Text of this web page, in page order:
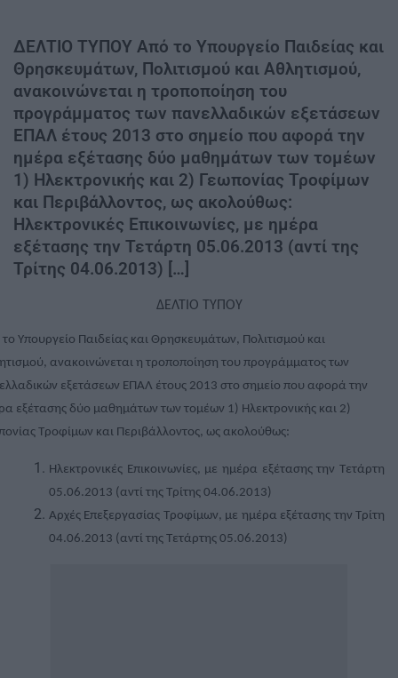
ΔΕΛΤΙΟ ΤΥΠΟΥ Από το Υπουργείο Παιδείας και
Θρησκευμάτων, Πολιτισμού και Αθλητισμού,
ανακοινώνεται η τροποποίηση του
προγράμματος των πανελλαδικών εξετάσεων
ΕΠΑΛ έτους 2013 στο σημείο που αφορά την
ημέρα εξέτασης δύο μαθημάτων των τομέων
1) Ηλεκτρονικής και 2) Γεωπονίας Τροφίμων
και Περιβάλλοντος, ως ακολούθως:
Ηλεκτρονικές Επικοινωνίες, με ημέρα
εξέτασης την Τετάρτη 05.06.2013 (αντί της
Τρίτης 04.06.2013) […]
ΔΕΛΤΙΟ ΤΥΠΟΥ
Υπουργείο Παιδείας και Θρησκευμάτων, Πολιτισμού και
ανακοινώνεται η τροποποίηση του προγράμματος των
εξετάσεων ΕΠΑΛ έτους 2013 στο σημείο που αφορά την
εξέτασης δύο μαθημάτων των τομέων 1) Ηλεκτρονικής και 2)
Τροφίμων και Περιβάλλοντος, ως ακολούθως:
Ηλεκτρονικές Επικοινωνίες, με ημέρα εξέτασης την Τετάρτη
05.06.2013 (αντί της Τρίτης 04.06.2013)
Αρχές Eπεξεργασίας Tροφίμων, με ημέρα εξέτασης την Τρίτη
04.06.2013 (αντί της Τετάρτης 05.06.2013)